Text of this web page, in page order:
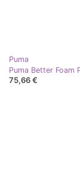
Puma
Puma Better Foam
75,66 €